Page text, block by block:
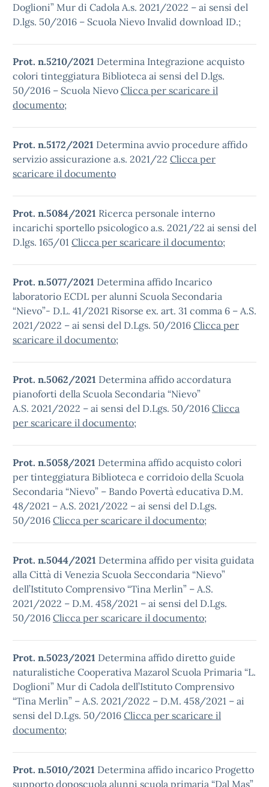
Doglioni” Mur di Cadola A.s. 2021/2022 – ai sensi del
D.lgs. 50/2016 – Scuola Nievo Invalid download ID.;
Prot. n.5210/2021 Determina Integrazione acquisto
colori tinteggiatura Biblioteca ai sensi del D.lgs.
50/2016 – Scuola Nievo Clicca per scaricare il
documento;
Prot. n.5172/2021 Determina avvio procedure affido
servizio assicurazione a.s. 2021/22 Clicca per
scaricare il documento
Prot. n.5084/2021 Ricerca personale interno
incarichi sportello psicologico a.s. 2021/22 ai sensi del
D.lgs. 165/01 Clicca per scaricare il documento;
Prot. n.5077/2021 Determina affido Incarico
laboratorio ECDL per alunni Scuola Secondaria
“Nievo”- D.L. 41/2021 Risorse ex. art. 31 comma 6 – A.S.
2021/2022 – ai sensi del D.Lgs. 50/2016 Clicca per
scaricare il documento;
Prot. n.5062/2021 Determina affido accordatura
pianoforti della Scuola Secondaria “Nievo”
A.S. 2021/2022 – ai sensi del D.Lgs. 50/2016 Clicca
per scaricare il documento;
Prot. n.5058/2021 Determina affido acquisto colori
per tinteggiatura Biblioteca e corridoio della Scuola
Secondaria “Nievo” – Bando Povertà educativa D.M.
48/2021 – A.S. 2021/2022 – ai sensi del D.Lgs.
50/2016 Clicca per scaricare il documento;
Prot. n.5044/2021 Determina affido per visita guidata
alla Città di Venezia Scuola Seccondaria “Nievo”
dell’Istituto Comprensivo “Tina Merlin” – A.S.
2021/2022 – D.M. 458/2021 – ai sensi del D.Lgs.
50/2016 Clicca per scaricare il documento;
Prot. n.5023/2021 Determina affido diretto guide
naturalistiche Cooperativa Mazarol Scuola Primaria “L.
Doglioni” Mur di Cadola dell’Istituto Comprensivo
“Tina Merlin” – A.S. 2021/2022 – D.M. 458/2021 – ai
sensi del D.Lgs. 50/2016 Clicca per scaricare il
documento;
Prot. n.5010/2021 Determina affido incarico Progetto
supporto doposcuola alunni scuola primaria “Dal Mas”